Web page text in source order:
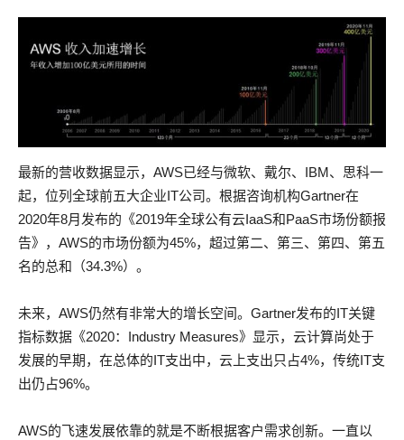
最新的营收数据显示，AWS已经与微软、戴尔、IBM、思科一
起，位列全球前五大企业IT公司。根据咨询机构Gartner在
2020年8月发布的《2019年全球公有云IaaS和PaaS市场份额报
告》，AWS的市场份额为45%，超过第二、第三、第四、第五
名的总和（34.3%）。
未来，AWS仍然有非常大的增长空间。Gartner发布的IT关键
指标数据《2020：Industry Measures》显示，云计算尚处于
发展的早期，在总体的IT支出中，云上支出只占4%，传统IT支
出仍占96%。
AWS的飞速发展依靠的就是不断根据客户需求创新。一直以